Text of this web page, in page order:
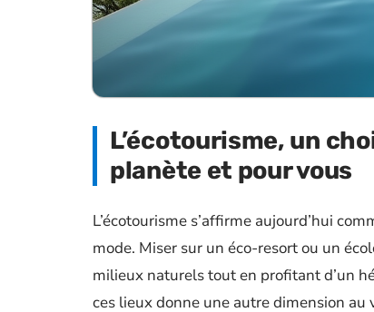
L’écotourisme, un
planète et pour vous
L’écotourisme s’affirme aujourd’hui
mode. Miser sur un éco-resort ou un
milieux naturels tout en profitant d’un
ces lieux donne une autre dimension au